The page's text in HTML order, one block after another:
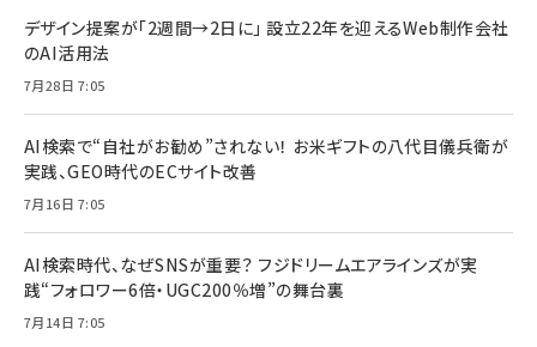
デザイン提案が「2週間→2日に」 設立22年を迎えるWeb制作会社
のAI活用法
7月28日 7:05
AI検索で“自社がお勧め”されない！ お米ギフトの八代目儀兵衛が
実践、GEO時代のECサイト改善
7月16日 7:05
AI検索時代、なぜSNSが重要？ フジドリームエアラインズが実
践“フォロワー6倍・UGC200％増”の舞台裏
7月14日 7:05